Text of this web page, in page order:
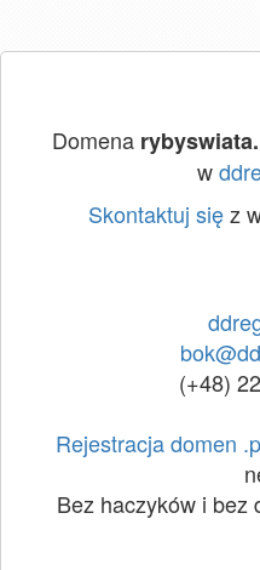
Domena
w
Skontaktuj sięz
(+48)
Rejestracja domen
Bez haczyków i bez